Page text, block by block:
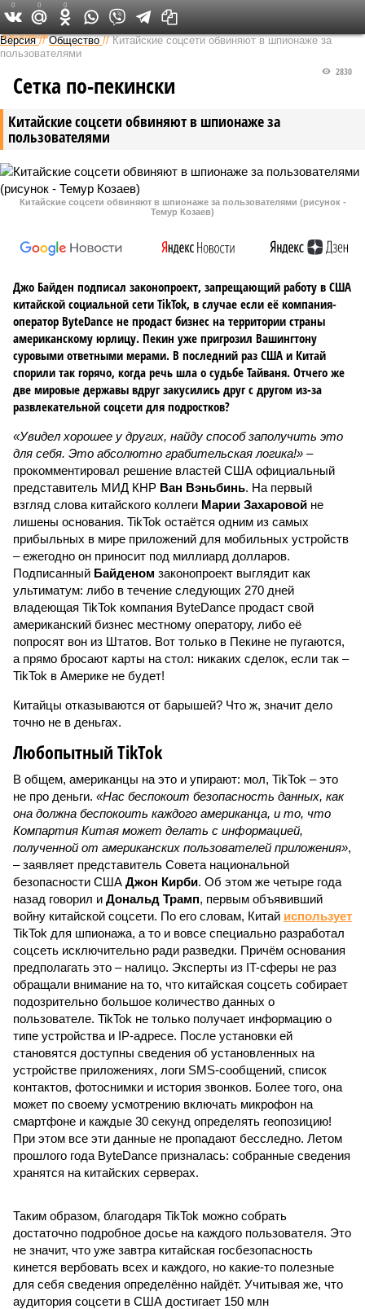
Федеральный выпуск
Версия //Общество //Китайские соцсети обвиняют в шпионаже за
пользователями
Китайские соцсети обвиняют в шпионаже за
пользователями
2830
Сетка по-пекински
Китайские соцсети обвиняют в шпионаже за пользователями (рисунок -
Темур Козаев)
Джо Байден подписал законопроект, запрещающий работу в США
китайской социальной сети TikTok, в случае если её компания-
оператор ByteDance не продаст бизнес на территории страны
американскому юрлицу. Пекин уже пригрозил Вашингтону
суровыми ответными мерами. В последний раз США и Китай
спорили так горячо, когда речь шла о судьбе Тайваня. Отчего же
две мировые державы вдруг закусились друг с другом из-за
развлекательной соцсети для подростков?
«Увидел хорошее у других, найду способ заполучить это
для себя. Это абсолютно грабительская логика!» –
прокомментировал решение властей США официальный
представитель МИД КНР Ван Вэньбинь. На первый
взгляд слова китайского коллеги Марии Захаровой не
лишены основания. TikTok остаётся одним из самых
прибыльных в мире приложений для мобильных устройств
– ежегодно он приносит под миллиард долларов.
Подписанный Байденом законопроект выглядит как
ультиматум: либо в течение следующих 270 дней
владеющая TikTok компания ByteDance продаст свой
американский бизнес местному оператору, либо её
попросят вон из Штатов. Вот только в Пекине не пугаются,
а прямо бросают карты на стол: никаких сделок, если так –
TikTok в Америке не будет!
Китайцы отказываются от барышей? Что ж, значит дело
точно не в деньгах.
Любопытный TikTok
В общем, американцы на это и упирают: мол, TikTok – это
не про деньги. «Нас беспокоит безопасность данных, как
она должна беспокоить каждого американца, и то, что
Компартия Китая может делать с информацией,
полученной от американских пользователей приложения»,
– заявляет представитель Совета национальной
безопасности США Джон Кирби. Об этом же четыре года
назад говорил и Дональд Трамп, первым объявивший
войну китайской соцсети. По его словам, Китай использует
TikTok для шпионажа, а то и вовсе специально разработал
соцсеть исключительно ради разведки. Причём основания
предполагать это – налицо. Эксперты из IT-сферы не раз
обращали внимание на то, что китайская соцсеть собирает
подозрительно большое количество данных о
пользователе. TikTok не только получает информацию о
типе устройства и IP-адресе. После установки ей
становятся доступны сведения об установленных на
устройстве приложениях, логи SMS-сообщений, список
контактов, фотоснимки и история звонков. Более того, она
может по своему усмотрению включать микрофон на
смартфоне и каждые 30 секунд определять геопозицию!
При этом все эти данные не пропадают бесследно. Летом
прошлого года ByteDance призналась: собранные сведения
хранятся на китайских серверах.
Таким образом, благодаря TikTok можно собрать
достаточно подробное досье на каждого пользователя. Это
не значит, что уже завтра китайская госбезопасность
кинется вербовать всех и каждого, но какие-то полезные
для себя сведения определённо найдёт. Учитывая же, что
аудитория соцсети в США достигает 150 млн
0 0 0